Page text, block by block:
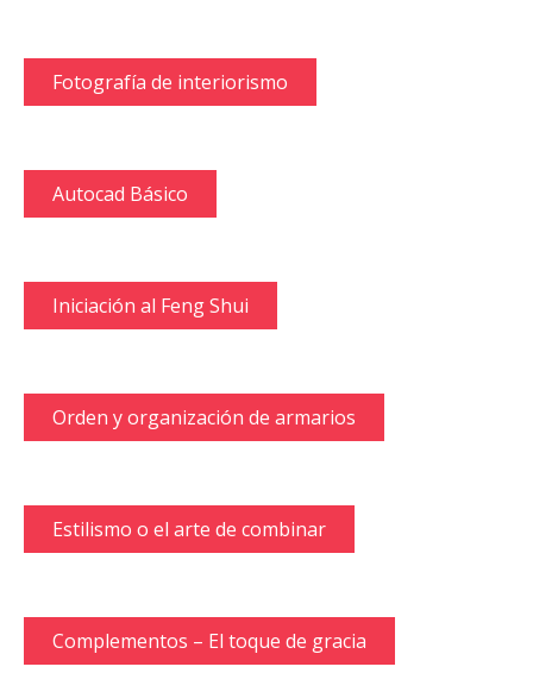
Fotografía de interiorismo
Autocad Básico
Iniciación al Feng Shui
Orden y organización de armarios
Estilismo o el arte de combinar
Complementos – El toque de gracia